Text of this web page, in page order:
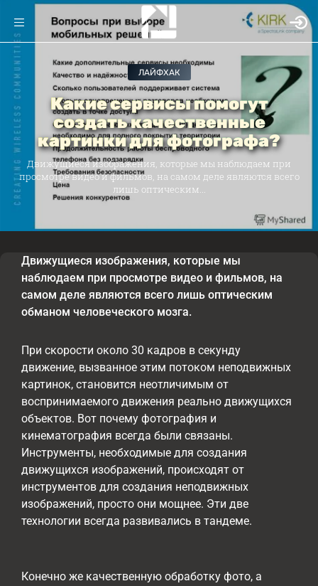
ЛАЙФХАК
Какие сервисы помогут
создать качественные
картинки для фотографа?
Движущиеся изображения, которые мы наблюдаем при
просмотре видео и фильмов, на самом деле являются всего
лишь оптическим...
Движущиеся изображения, которые мы
наблюдаем при просмотре видео и фильмов, на
самом деле являются всего лишь оптическим
обманом человеческого мозга.
При скорости около 30 кадров в секунду
движение, вызванное этим потоком неподвижных
картинок, становится неотличимым от
воспринимаемого движения реально движущихся
объектов. Вот почему фотография и
кинематография всегда были связаны.
Инструменты, необходимые для создания
движущихся изображений, происходят от
инструментов для создания неподвижных
изображений, просто они мощнее. Эти две
технологии всегда развивались в тандеме.
Конечно же качественную обработку фото, а